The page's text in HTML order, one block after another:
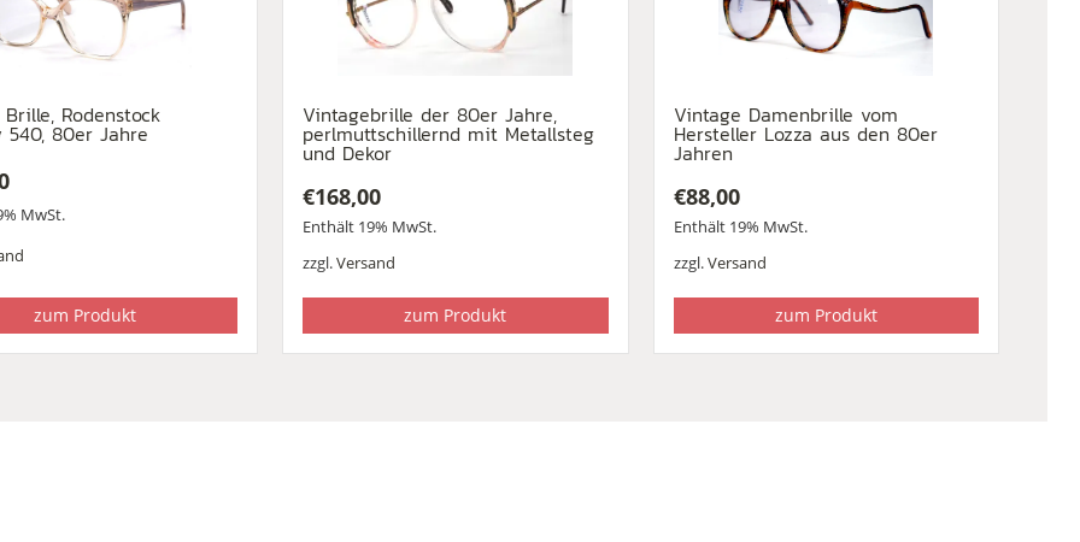
Rodenstock
540, 80er Jahre
MwSt.
zum Produkt
Vintagebrille der 80er Jahre,
perlmuttschillernd mit Metallsteg
und Dekor
€168,00
Enthält 19% MwSt.
zzgl.Versand
zum Produkt
Vintage Damenbrille vom
Hersteller Lozza aus den 80er
Jahren
€88,00
Enthält 19% MwSt.
zzgl.Versand
zum Produkt